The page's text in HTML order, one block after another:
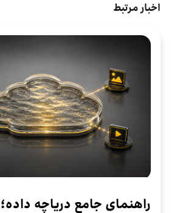
اخبار مرتبط
راهنمای جامع دریاچه